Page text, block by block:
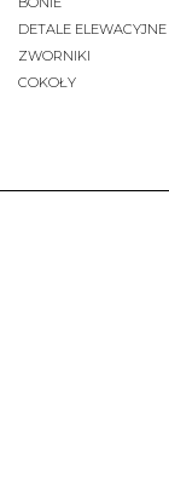
DETALE ELEWACYJNE
ZWORNIKI
COKOŁY